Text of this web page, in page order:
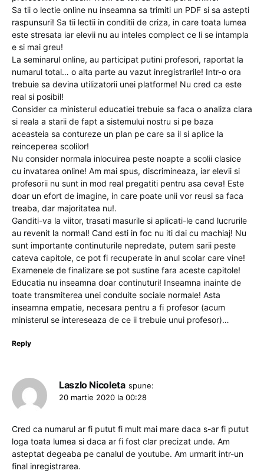
Sa tii o lectie online nu inseamna sa trimiti un PDF si sa astepti
raspunsuri! Sa tii lectii in conditii de criza, in care toata lumea
este stresata iar elevii nu au inteles complect ce li se intampla
e si mai greu!
La seminarul online, au participat putini profesori, raportat la
numarul total… o alta parte au vazut inregistrarile! Intr-o ora
trebuie sa devina utilizatorii unei platforme! Nu cred ca este
real si posibil!
Consider ca ministerul educatiei trebuie sa faca o analiza clara
si reala a starii de fapt a sistemului nostru si pe baza
aceasteia sa contureze un plan pe care sa il si aplice la
reinceperea scolilor!
Nu consider normala inlocuirea peste noapte a scolii clasice
cu invatarea online! Am mai spus, discrimineaza, iar elevii si
profesorii nu sunt in mod real pregatiti pentru asa ceva! Este
doar un efort de imagine, in care poate unii vor reusi sa faca
treaba, dar majoritatea nu!.
Ganditi-va la viitor, trasati masurile si aplicati-le cand lucrurile
au revenit la normal! Cand esti in foc nu iti dai cu machiaj! Nu
sunt importante continuturile nepredate, putem sarii peste
cateva capitole, ce pot fi recuperate in anul scolar care vine!
Examenele de finalizare se pot sustine fara aceste capitole!
Educatia nu inseamna doar continuturi! Inseamna inainte de
toate transmiterea unei conduite sociale normale! Asta
inseamna empatie, necesara pentru a fi profesor (acum
ministerul se intereseaza de ce ii trebuie unui profesor)…
Reply
Laszlo Nicoleta spune:
20 martie 2020 la 00:28
Cred ca numarul ar fi putut fi mult mai mare daca s-ar fi putut
loga toata lumea si daca ar fi fost clar precizat unde. Am
asteptat degeaba pe canalul de youtube. Am urmarit intr-un
final inregistrarea.